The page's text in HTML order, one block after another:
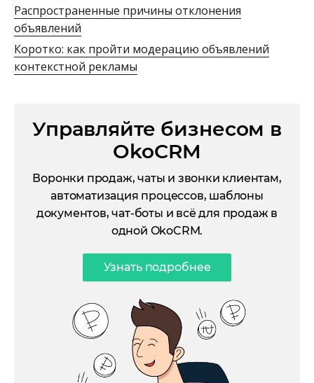
Распространенные причины отклонения
объявлений
Коротко: как пройти модерацию объявлений
контекстной рекламы
Управляйте бизнесом в
OkoCRM
Воронки продаж, чаты и звонки клиентам,
автоматизация процессов, шаблоны
документов, чат-боты и всё для продаж в
одной OkoCRM.
Узнать подробнее